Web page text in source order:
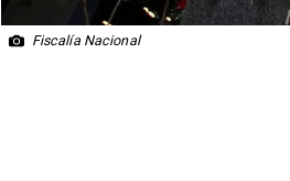
Fiscalía Nacional